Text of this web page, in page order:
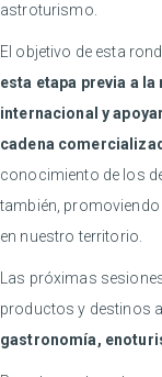
astroturismo.
El objetivo de esta
esta etapa previa a
internacional y
cadena
conocimiento de los
también, promoviendo
en nuestro territorio.
Las próximas
productos y destinos
gastronomía,